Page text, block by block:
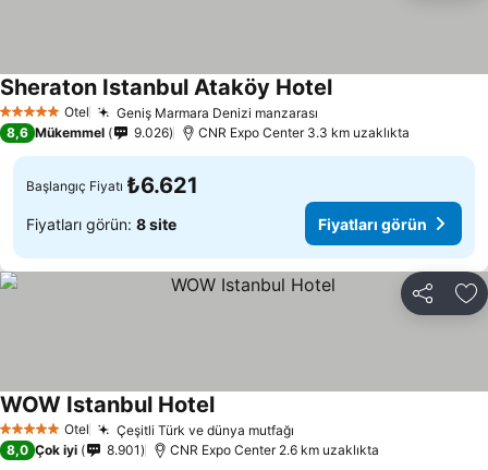
5 Yıldız Otel Geniş Marmara Denizi manzarası
Sheraton Istanbul Ataköy Hotel
8,6 Mükemmel 9.026 CNR Expo Center 3.3 km uzaklıkta
Başlangıç Fiyatı ₺6.621
Fiyatları görün: 8 site Fiyatları görün
Paylaş
5 Yıldız Otel Çeşitli Türk ve dünya mutfağı
WOW Istanbul Hotel
8,0 Çok iyi 8.901 CNR Expo Center 2.6 km uzaklıkta